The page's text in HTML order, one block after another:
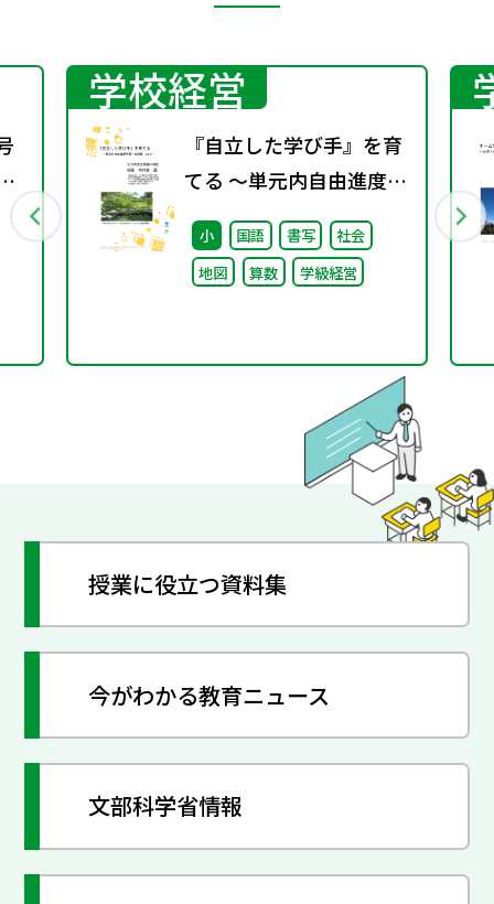
学校経営
『自立した学び手』を育
てる ～単元内自由進度学
習への挑戦 vol.1～
小 国語 書写
社会
地図
算数 学級経営
授業に役立つ資料集
今がわかる教育ニュース
文部科学省情報